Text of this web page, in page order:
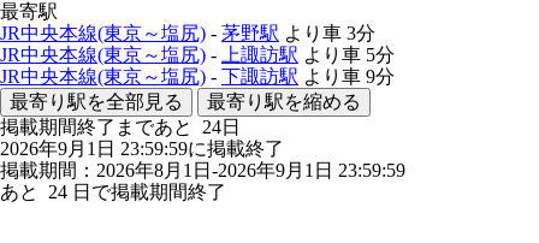
最寄駅
JR中央本線(東京～塩尻) - 茅野駅 より車 3分
JR中央本線(東京～塩尻) - 上諏訪駅 より車 5分
JR中央本線(東京～塩尻) - 下諏訪駅 より車 9分
最寄り駅を全部見る
最寄り駅を縮める
掲載期間終了まであと 24日
2026年9月1日 23:59:59に掲載終了
掲載期間：2026年8月1日-2026年9月1日 23:59:59
あと 24 日で掲載期間終了